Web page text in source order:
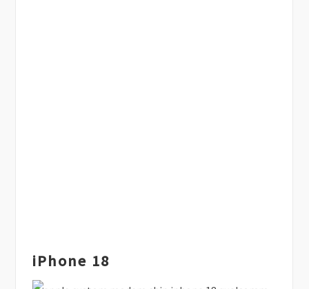
iPhone 18